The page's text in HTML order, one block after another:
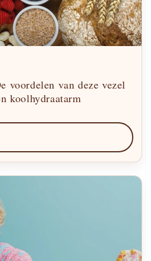
voordelen van deze vezel
koolhydraatarm